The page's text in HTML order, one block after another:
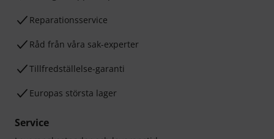
Reparationsservice
Råd från våra sak-experter
Tillfredställelse-garanti
Europas största lager
Service